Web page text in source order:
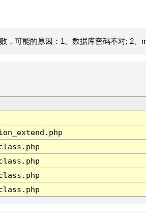
，可能的原因：1、数据库密码不对; 2、